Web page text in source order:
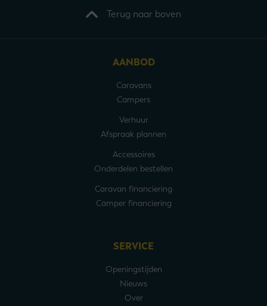
Terug naar boven
AANBOD
Caravans
Campers
Verhuur
Afspraak plannen
Accessoires
Onderdelen bestellen
Caravan financiering
Camper financiering
SERVICE
Openingstijden
Nieuws
Over